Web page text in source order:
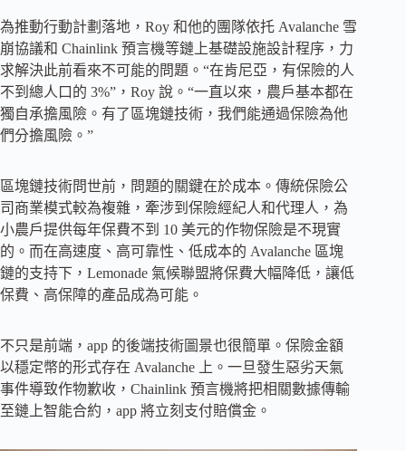
為推動行動計劃落地，Roy 和他的團隊依托 Avalanche 雪
崩協議和 Chainlink 預言機等鏈上基礎設施設計程序，力
求解決此前看來不可能的問題。“在肯尼亞，有保險的人
不到總人口的 3%”，Roy 說。“一直以來，農戶基本都在
獨自承擔風險。有了區塊鏈技術，我們能通過保險為他
們分擔風險。”
區塊鏈技術問世前，問題的關鍵在於成本。傳統保險公
司商業模式較為複雜，牽涉到保險經紀人和代理人，為
小農戶提供每年保費不到 10 美元的作物保險是不現實
的。而在高速度、高可靠性、低成本的 Avalanche 區塊
鏈的支持下，Lemonade 氣候聯盟將保費大幅降低，讓低
保費、高保障的產品成為可能。
不只是前端，app 的後端技術圖景也很簡單。保險金額
以穩定幣的形式存在 Avalanche 上。一旦發生惡劣天氣
事件導致作物歉收，Chainlink 預言機將把相關數據傳輸
至鏈上智能合約，app 將立刻支付賠償金。